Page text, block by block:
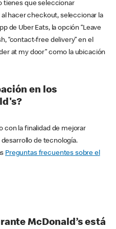
tienes que seleccionar
al hacer checkout, seleccionar la
de Uber Eats, la opción “Leave
“contact-free delivery” en el
at my door” como la ubicación
en los
con la finalidad de mejorar
de tecnología.
Preguntas frecuentes sobre el
McDonald’s está